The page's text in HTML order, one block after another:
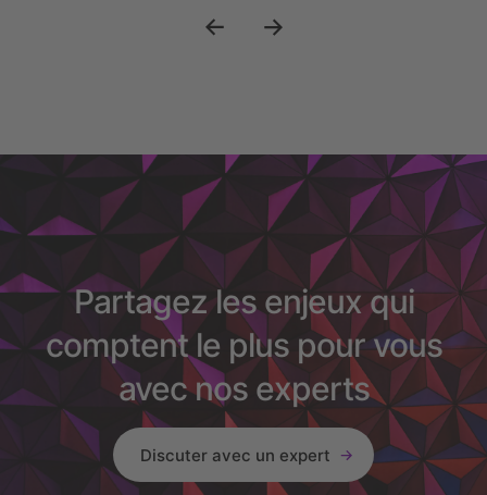
Partagez les enjeux qui
comptent le plus pour vous
avec nos experts
Discuter avec un expert